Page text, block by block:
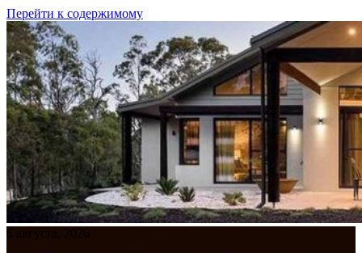
Перейти к содержимому
6 августа, 2026